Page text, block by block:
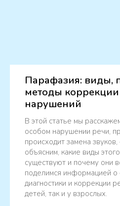
Парафазия: виды,
методы
нарушений
В этой статье мы
особом нарушении речи,
происходит замена
объясним, какие виды
существуют и почему они
поделимся информацией
диагностики и коррекции
детей, так и у взрослых.